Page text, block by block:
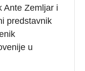
Ante Zemljar i
predstavnik
u